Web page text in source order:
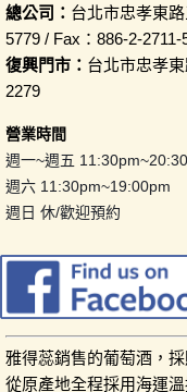
總公司： 台北市忠孝東
5779 / Fax：886-2-2711-
復興門市： 台北市忠孝
2279
營業時間
週一~週五
週六 11:30pm~19:00pm
週日 休/歡迎預約
雅得蕊銷售的葡萄酒，
從原產地全程採用海運溫